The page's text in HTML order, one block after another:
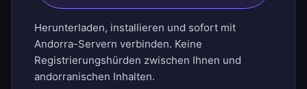
Herunterladen, installieren und sofort mit
Andorra-Servern verbinden. Keine
Registrierungshürden zwischen Ihnen und
andorranischen Inhalten.